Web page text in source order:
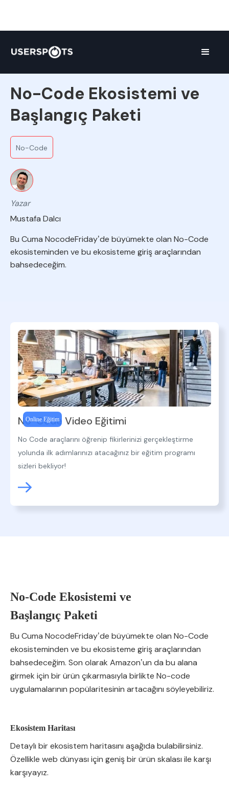
No-Code Ekosistemi ve
Başlangıç Paketi
Yazar
Mustafa Dalcı
No-Code
Bu Cuma NocodeFridayʼde büyümekte olan No-Code
ekosisteminden ve bu ekosisteme giriş araçlarından
bahsedeceğim.
Online Eğitim
No-Code Video Eğitimi
No Code araçlarını öğrenip fikirlerinizi gerçekleştirme
yolunda ilk adımlarınızı atacağınız bir eğitim programı
sizleri bekliyor!
No-Code Ekosistemi ve
Başlangıç Paketi
Bu Cuma NocodeFridayʼde büyümekte olan No-Code
ekosisteminden ve bu ekosisteme giriş araçlarından
bahsedeceğim. Son olarak Amazonʼun da bu alana
girmek için bir ürün çıkarmasıyla birlikte No-code
uygulamalarının popülaritesinin artacağını söyleyebiliriz.
Ekosistem Haritası
Detaylı bir ekosistem haritasını aşağıda bulabilirsiniz.
Özellikle web dünyası için geniş bir ürün skalası ile karşı
karşıyayız.